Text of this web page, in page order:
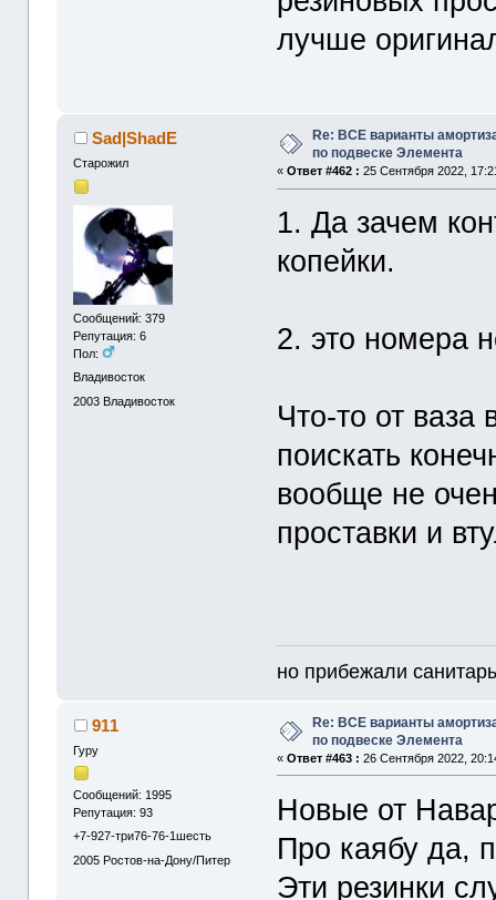
лучше
Sad|ShadE
Старожил
Сообщений: 379
Репутация: 6
Пол:
Владивосток
2003 Владивосток
Re: ВСЕ варианты
по подвеске Элемента
«Ответ #462 : 25 Сентября 2022,
1. Да зачем
копейки.
2. это номера
Что-то от ваза
поискать
вообще не
проставки и
но прибежали
911
Гуру
Сообщений: 1995
Репутация: 93
+7-927-три76-76-1шесть
2005 Ростов-на-Дону/Питер
Re: ВСЕ варианты
по подвеске Элемента
«Ответ #463 : 26 Сентября 2022,
Новые от
Про каябу да,
Эти резинки